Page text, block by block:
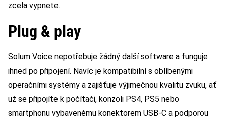
zcela vypnete.
Plug & play
Solum Voice nepotřebuje žádný další software a funguje
ihned po připojení. Navíc je kompatibilní s oblíbenými
operačními systémy a zajišťuje výjimečnou kvalitu zvuku, ať
už se připojíte k počítači, konzoli PS4, PS5 nebo
smartphonu vybavenému konektorem USB-C a podporou